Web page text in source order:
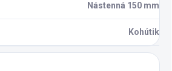
Nástenná 150 mm
Kohútik